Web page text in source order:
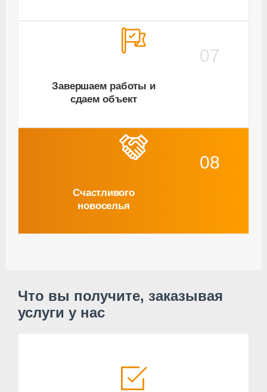
07
Завершаем работы и
сдаем объект
08
Счастливого
новоселья
Что вы получите, заказывая
услуги у нас